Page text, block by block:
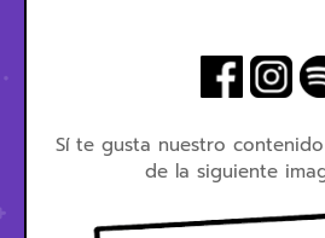
Sí te gusta nuestro
de la siguiente